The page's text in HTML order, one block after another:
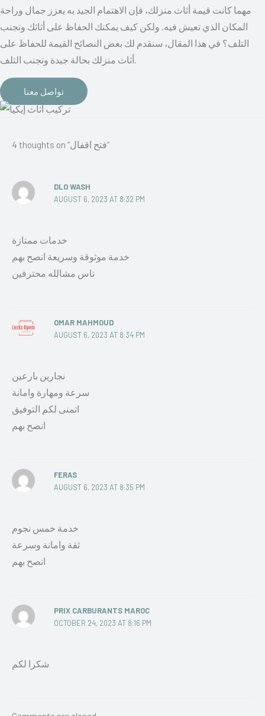
مهما كانت قيمة أثاث منزلك، فإن الاهتمام الجيد به يعزز جمال وراحة
المكان الذي تعيش فيه. ولكن كيف يمكنك الحفاظ على أثاثك وتجنب
التلف؟ في هذا المقال، سنقدم لك بعض النصائح القيمة للحفاظ على
أثاث منزلك بحالة جيدة وتجنب التلف.
تواصل معنا
4 thoughts on “فتح اقفال”
DLO WASH
AUGUST 6, 2023 AT 8:32 PM
خدمات ممتازة
خدمة موثوقة وسريعة انصح بهم
ناس مشالله محترفين
OMAR MAHMOUD
AUGUST 6, 2023 AT 8:34 PM
نجارين بارعين
سرعة ومهارة وامانة
اتمنى لكم التوفيق
انصح بهم
FERAS
AUGUST 6, 2023 AT 8:35 PM
خدمة خمس نجوم
ثقة وامانة وسرعة
انصح بهم
PRIX CARBURANTS MAROC
OCTOBER 24, 2023 AT 8:16 PM
شكرا لكم